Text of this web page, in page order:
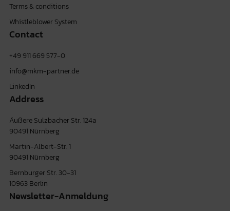
Terms & conditions
Whistleblower System
Contact
+49 911 669 577-0
info@mkm-partner.de
LinkedIn
Address
Äußere Sulzbacher Str. 124a
90491 Nürnberg
Martin-Albert-Str. 1
90491 Nürnberg
Bernburger Str. 30-31
10963 Berlin
Newsletter-Anmeldung